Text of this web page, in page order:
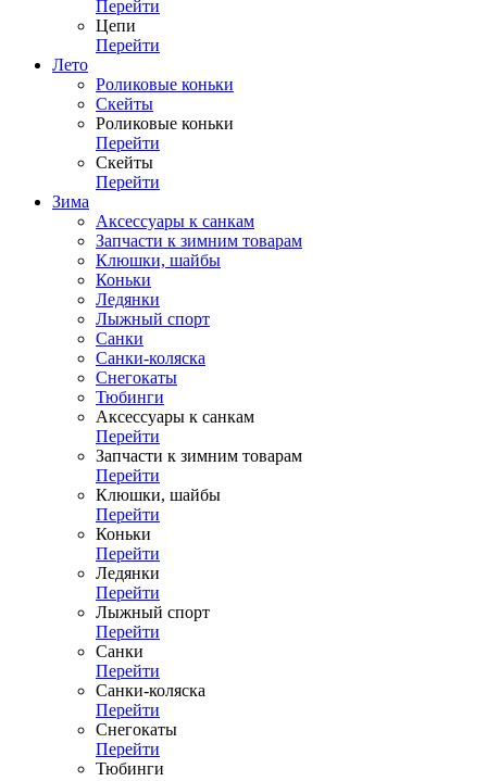
Перейти
Цепи
Перейти
Лето
Роликовые коньки
Скейты
Роликовые коньки
Перейти
Скейты
Перейти
Зима
Аксессуары к санкам
Запчасти к зимним товарам
Клюшки, шайбы
Коньки
Ледянки
Лыжный спорт
Санки
Санки-коляска
Снегокаты
Тюбинги
Аксессуары к санкам
Перейти
Запчасти к зимним товарам
Перейти
Клюшки, шайбы
Перейти
Коньки
Перейти
Ледянки
Перейти
Лыжный спорт
Перейти
Санки
Перейти
Санки-коляска
Перейти
Снегокаты
Перейти
Тюбинги